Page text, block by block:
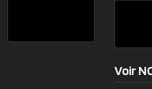
Voir